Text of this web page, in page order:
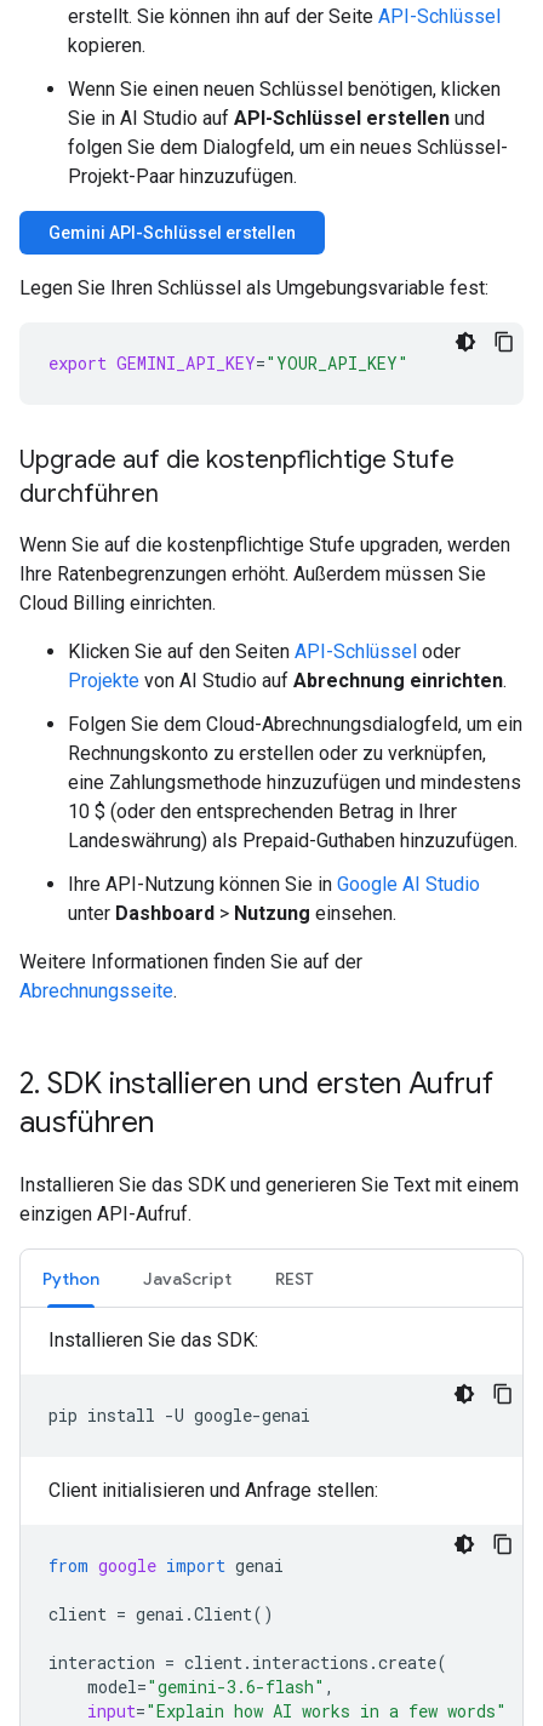
erstellt. Sie können ihn auf der Seite API-Schlüssel
kopieren.
Wenn Sie einen neuen Schlüssel benötigen, klicken
Sie in AI Studio auf API-Schlüssel erstellen und
folgen Sie dem Dialogfeld, um ein neues Schlüssel-
Projekt-Paar hinzuzufügen.
Gemini API-Schlüssel erstellen
Legen Sie Ihren Schlüssel als Umgebungsvariable fest:
export GEMINI_API_KEY="YOUR_API_KEY"
Upgrade auf die kostenpflichtige Stufe
durchführen
Wenn Sie auf die kostenpflichtige Stufe upgraden, werden
Ihre Ratenbegrenzungen erhöht. Außerdem müssen Sie
Cloud Billing einrichten.
Klicken Sie auf den Seiten API-Schlüssel oder
Projekte von AI Studio auf Abrechnung einrichten.
Folgen Sie dem Cloud-Abrechnungsdialogfeld, um ein
Rechnungskonto zu erstellen oder zu verknüpfen,
eine Zahlungsmethode hinzuzufügen und mindestens
10 $ (oder den entsprechenden Betrag in Ihrer
Landeswährung) als Prepaid-Guthaben hinzuzufügen.
Ihre API-Nutzung können Sie in Google AI Studio
unter Dashboard > Nutzung einsehen.
Weitere Informationen finden Sie auf der
Abrechnungsseite.
2. SDK installieren und ersten Aufruf
ausführen
Installieren Sie das SDK und generieren Sie Text mit einem
einzigen API-Aufruf.
Python JavaScript REST
Installieren Sie das SDK:
pip install -U
Client initialisieren und Anfrage stellen:
from google import genai
client = genai .Client()
interaction = client. interactions .create(
model="gemini-3.6-flash" ,
input="Explain how AI works in a few words"